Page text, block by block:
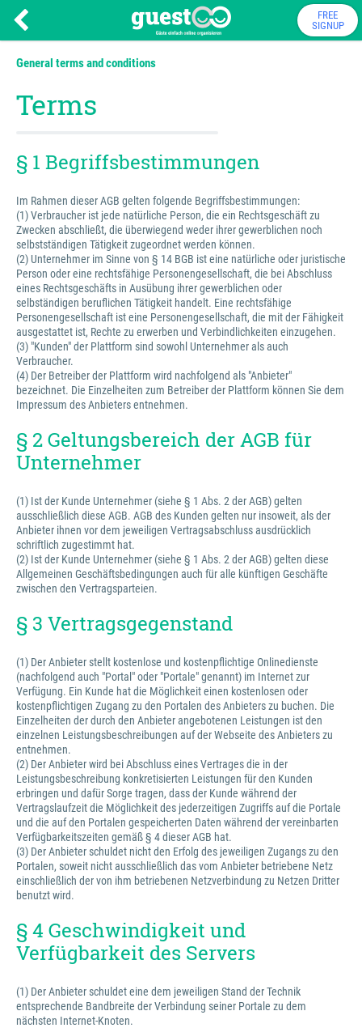
FREE
SIGNUP
General terms and conditions
Terms
§ 1 Begriffsbestimmungen
Im Rahmen dieser AGB gelten folgende Begriffsbestimmungen:
(1) Verbraucher ist jede natürliche Person, die ein Rechtsgeschäft zu
Zwecken abschließt, die überwiegend weder ihrer gewerblichen noch
selbstständigen Tätigkeit zugeordnet werden können.
(2) Unternehmer im Sinne von § 14 BGB ist eine natürliche oder juristische
Person oder eine rechtsfähige Personengesellschaft, die bei Abschluss
eines Rechtsgeschäfts in Ausübung ihrer gewerblichen oder
selbständigen beruflichen Tätigkeit handelt. Eine rechtsfähige
Personengesellschaft ist eine Personengesellschaft, die mit der Fähigkeit
ausgestattet ist, Rechte zu erwerben und Verbindlichkeiten einzugehen.
(3) "Kunden" der Plattform sind sowohl Unternehmer als auch
Verbraucher.
(4) Der Betreiber der Plattform wird nachfolgend als "Anbieter"
bezeichnet. Die Einzelheiten zum Betreiber der Plattform können Sie dem
Impressum des Anbieters entnehmen.
§ 2 Geltungsbereich der AGB für
Unternehmer
(1) Ist der Kunde Unternehmer (siehe § 1 Abs. 2 der AGB) gelten
ausschließlich diese AGB. AGB des Kunden gelten nur insoweit, als der
Anbieter ihnen vor dem jeweiligen Vertragsabschluss ausdrücklich
schriftlich zugestimmt hat.
(2) Ist der Kunde Unternehmer (siehe § 1 Abs. 2 der AGB) gelten diese
Allgemeinen Geschäftsbedingungen auch für alle künftigen Geschäfte
zwischen den Vertragsparteien.
§ 3 Vertragsgegenstand
(1) Der Anbieter stellt kostenlose und kostenpflichtige Onlinedienste
(nachfolgend auch "Portal" oder "Portale" genannt) im Internet zur
Verfügung. Ein Kunde hat die Möglichkeit einen kostenlosen oder
kostenpflichtigen Zugang zu den Portalen des Anbieters zu buchen. Die
Einzelheiten der durch den Anbieter angebotenen Leistungen ist den
einzelnen Leistungsbeschreibungen auf der Webseite des Anbieters zu
entnehmen.
(2) Der Anbieter wird bei Abschluss eines Vertrages die in der
Leistungsbeschreibung konkretisierten Leistungen für den Kunden
erbringen und dafür Sorge tragen, dass der Kunde während der
Vertragslaufzeit die Möglichkeit des jederzeitigen Zugriffs auf die Portale
und die auf den Portalen gespeicherten Daten während der vereinbarten
Verfügbarkeitszeiten gemäß § 4 dieser AGB hat.
(3) Der Anbieter schuldet nicht den Erfolg des jeweiligen Zugangs zu den
Portalen, soweit nicht ausschließlich das vom Anbieter betriebene Netz
einschließlich der von ihm betriebenen Netzverbindung zu Netzen Dritter
benutzt wird.
§ 4 Geschwindigkeit und
Verfügbarkeit des Servers
(1) Der Anbieter schuldet eine dem jeweiligen Stand der Technik
entsprechende Bandbreite der Verbindung seiner Portale zu dem
nächsten Internet-Knoten.